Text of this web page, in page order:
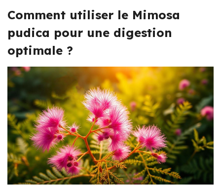
Comment utiliser le Mimosa
pudica pour une digestion
optimale ?